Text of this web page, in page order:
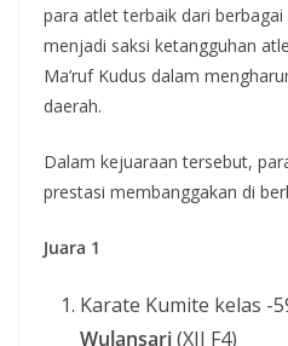
para atlet terbaik dari
menjadi saksi ketangguhan
Ma’ruf Kudus dalam
daerah.
Dalam kejuaraan tersebut,
prestasi membanggakan di
Juara 1
Karate Kumite kelas -
Wulansari(XII F4)